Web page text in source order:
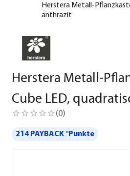
Herstera Metall-
anthrazit
Herstera Metall-
Cube LED,
(0)
214 PAYBACK °Punkte